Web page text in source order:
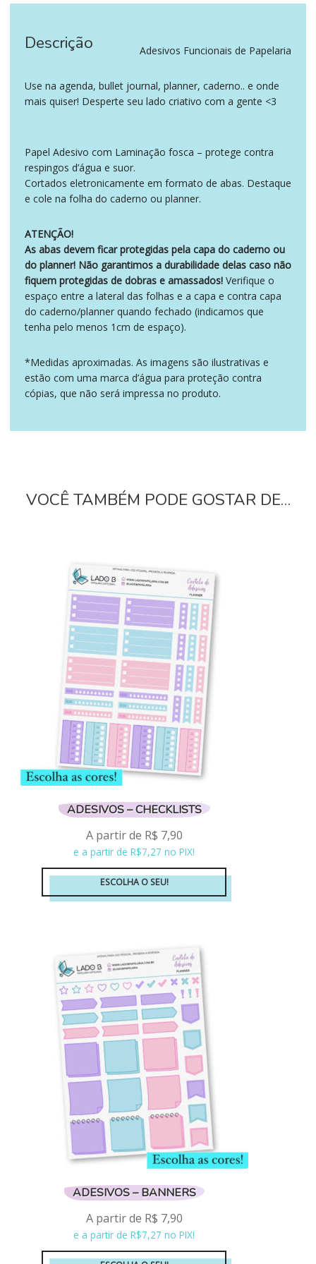
Descrição Adesivos Funcionais de Papelaria
Use na agenda, bullet journal, planner, caderno.. e onde
mais quiser! Desperte seu lado criativo com a gente <3
Papel Adesivo com Laminação fosca – protege contra
respingos d’água e suor.
Cortados eletronicamente em formato de abas. Destaque
e cole na folha do caderno ou planner.
ATENÇÃO!
As abas devem ficar protegidas pela capa do caderno ou
do planner! Não garantimos a durabilidade delas caso não
fiquem protegidas de dobras e amassados! Verifique o
espaço entre a lateral das folhas e a capa e contra capa
do caderno/planner quando fechado (indicamos que
tenha pelo menos 1cm de espaço).
*Medidas aproximadas. As imagens são ilustrativas e
estão com uma marca d’água para proteção contra
cópias, que não será impressa no produto.
VOCÊ TAMBÉM PODE GOSTAR DE…
ADESIVOS – CHECKLISTS
A partir de R$ 7,90
e a partir de R$7,27 no PIX!
ESCOLHA O SEU!
Este
várias
variantes.
As
opções
podem
ser
escolhidas
na
página
do
produto
ADESIVOS – BANNERS
A partir de R$ 7,90
e a partir de R$7,27 no PIX!